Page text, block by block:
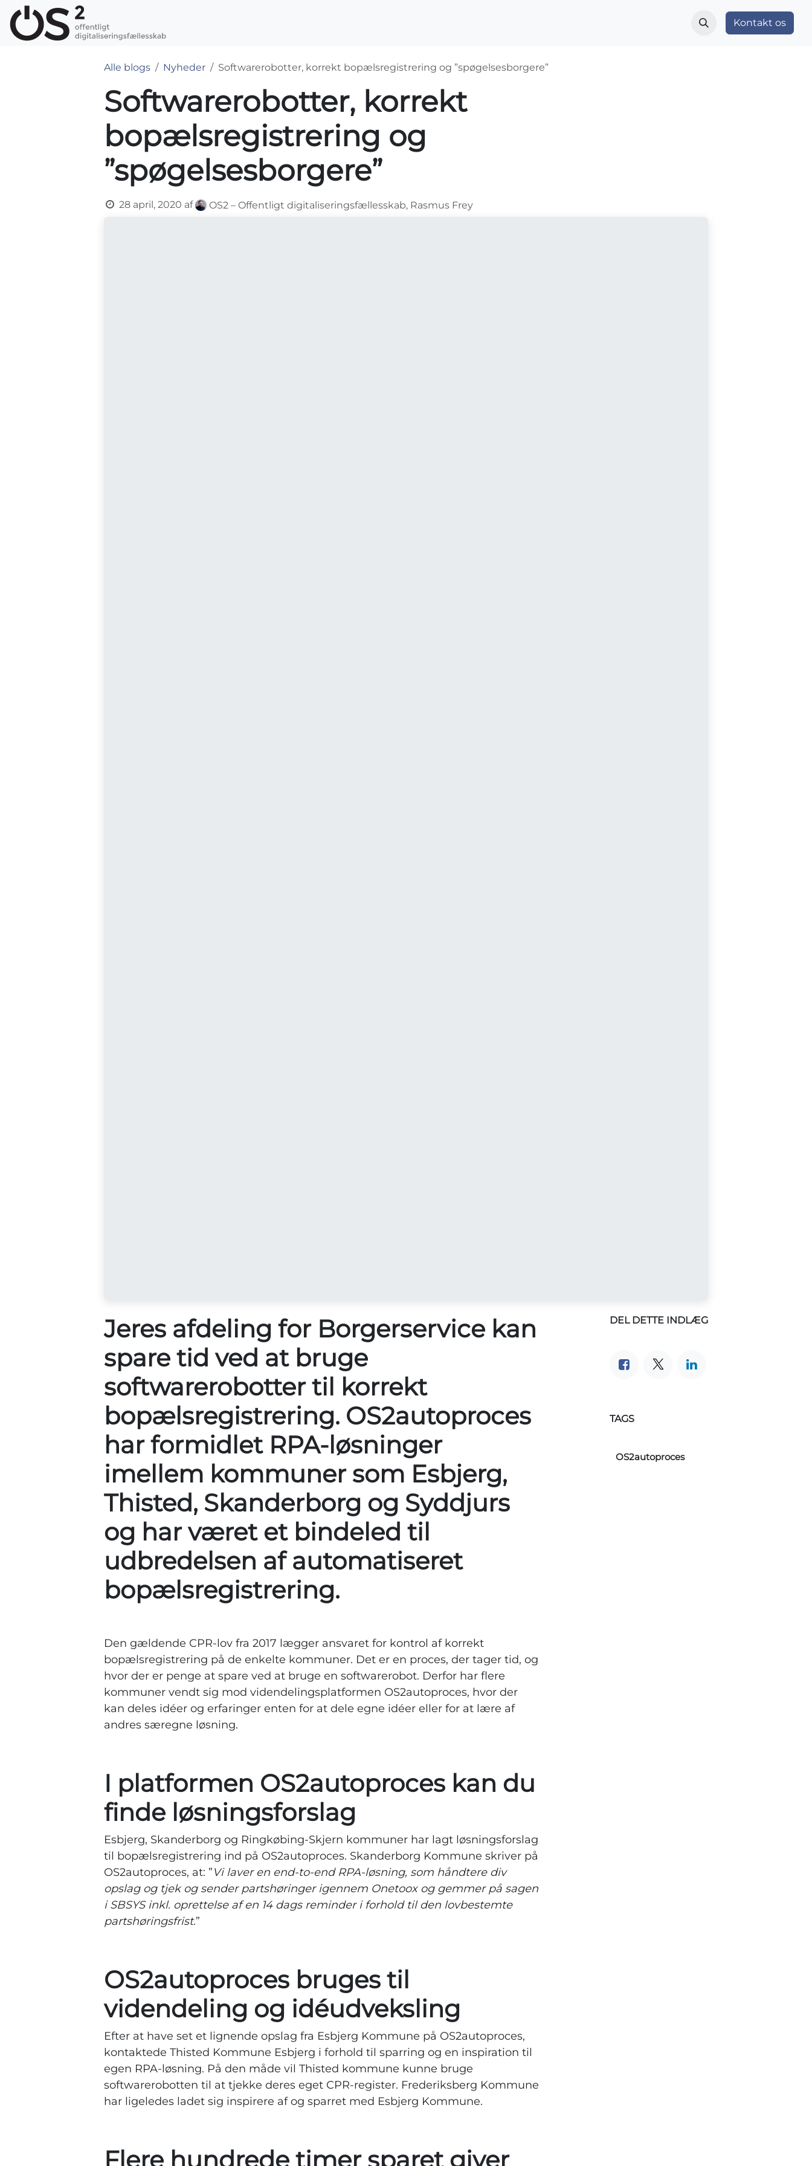
Skip to Content
Vær med Om OS2
Kontakt os
Alle blogs Nyheder Softwarerobotter, korrekt bopælsregistrering og ”spøgelsesborgere”
Softwarerobotter, korrekt
bopælsregistrering og
”spøgelsesborgere”
28 april, 2020 af OS2 – Offentligt digitaliseringsfællesskab, Rasmus Frey
Jeres afdeling for Borgerservice kan
spare tid ved at bruge
softwarerobotter til korrekt
bopælsregistrering. OS2autoproces
har formidlet RPA-løsninger
imellem kommuner som Esbjerg,
Thisted, Skanderborg og Syddjurs
og har været et bindeled til
udbredelsen af automatiseret
bopælsregistrering.
Den gældende CPR-lov fra 2017 lægger ansvaret for kontrol af korrekt
bopælsregistrering på de enkelte kommuner. Det er en proces, der tager tid, og
hvor der er penge at spare ved at bruge en softwarerobot. Derfor har flere
kommuner vendt sig mod videndelingsplatformen OS2autoproces, hvor der
kan deles idéer og erfaringer enten for at dele egne idéer eller for at lære af
andres særegne løsning.
I platformen OS2autoproces kan du
finde løsningsforslag
Esbjerg, Skanderborg og Ringkøbing-Skjern kommuner har lagt løsningsforslag
til bopælsregistrering ind på OS2autoproces. Skanderborg Kommune skriver på
OS2autoproces, at: ”Vi laver en end-to-end RPA-løsning, som håndtere div
opslag og tjek og sender partshøringer igennem Onetoox og gemmer på sagen
i SBSYS inkl. oprettelse af en 14 dags reminder i forhold til den lovbestemte
partshøringsfrist.”
OS2autoproces bruges til
videndeling og idéudveksling
Efter at have set et lignende opslag fra Esbjerg Kommune på OS2autoproces,
kontaktede Thisted Kommune Esbjerg i forhold til sparring og en inspiration til
egen RPA-løsning. På den måde vil Thisted kommune kunne bruge
softwarerobotten til at tjekke deres eget CPR-register. Frederiksberg Kommune
har ligeledes ladet sig inspirere af og sparret med Esbjerg Kommune.
Flere hundrede timer sparet giver
DEL DETTE INDLÆG
TAGS
OS2autoproces